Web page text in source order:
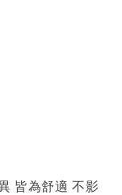
皆為舒適 不影